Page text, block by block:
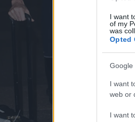
I want
of my
was
Opted
Google
I want
web or
I want